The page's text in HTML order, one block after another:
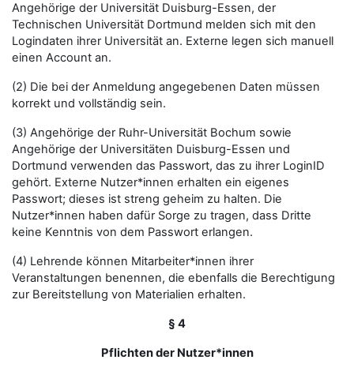
Angehörige der Universität Duisburg-Essen, der
Technischen Universität Dortmund melden sich mit den
Logindaten ihrer Universität an. Externe legen sich manuell
einen Account an.
(2) Die bei der Anmeldung angegebenen Daten müssen
korrekt und vollständig sein.
(3) Angehörige der Ruhr-Universität Bochum sowie
Angehörige der Universitäten Duisburg-Essen und
Dortmund verwenden das Passwort, das zu ihrer LoginID
gehört. Externe Nutzer*innen erhalten ein eigenes
Passwort; dieses ist streng geheim zu halten. Die
Nutzer*innen haben dafür Sorge zu tragen, dass Dritte
keine Kenntnis von dem Passwort erlangen.
(4) Lehrende können Mitarbeiter*innen ihrer
Veranstaltungen benennen, die ebenfalls die Berechtigung
zur Bereitstellung von Materialien erhalten.
§ 4
Pflichten der Nutzer*innen